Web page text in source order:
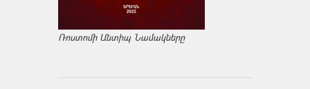
Ռոստոմի Անտիպ Նամակները